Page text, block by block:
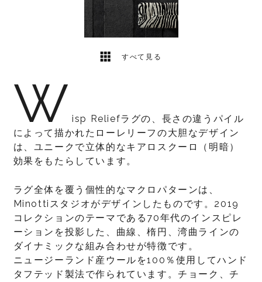
すべて見る
W isp Reliefラグの、長さの違うパイル
によって描かれたローレリーフの大胆なデザイン
は、ユニークで立体的なキアロスクーロ（明暗）
効果をもたらしています。
ラグ全体を覆う個性的なマクロパターンは、
Minottiスタジオがデザインしたものです。2019
コレクションのテーマである70年代のインスピレ
ーションを投影した、曲線、楕円、湾曲ラインの
ダイナミックな組み合わせが特徴です。
ニュージーランド産ウールを100％使用してハンド
タフテッド製法で作られています。チョーク、チ